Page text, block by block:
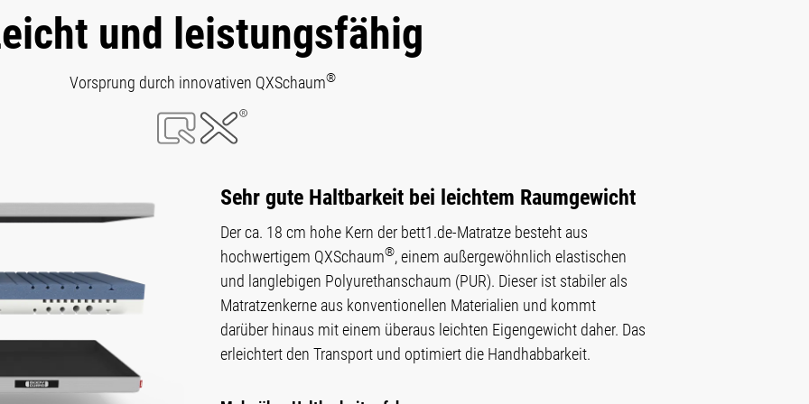
und leistungsfähig
Vorsprung durch innovativen QXSchaum®
Sehr gute Haltbarkeit bei leichtem Raumgewicht
Der ca. 18 cm hohe Kern der bett1.de-Matratze besteht aus
hochwertigem QXSchaum®, einem außergewöhnlich elastischen
und langlebigen Polyurethanschaum (PUR). Dieser ist stabiler als
Matratzenkerne aus konventionellen Materialien und kommt
darüber hinaus mit einem überaus leichten Eigengewicht daher. Das
erleichtert den Transport und optimiert die Handhabbarkeit.